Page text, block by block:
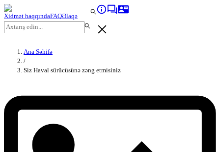
Xidmət haqqındaFAQƏlaqə
Ana Səhifə
/
Siz Haval sürücüsünə zəng etmisiniz